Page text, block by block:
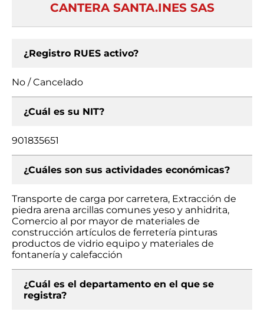
CANTERA SANTA.INES SAS
¿Registro RUES activo?
No / Cancelado
¿Cuál es su NIT?
901835651
¿Cuáles son sus actividades económicas?
Transporte de carga por carretera, Extracción de
piedra arena arcillas comunes yeso y anhidrita,
Comercio al por mayor de materiales de
construcción artículos de ferretería pinturas
productos de vidrio equipo y materiales de
fontanería y calefacción
¿Cuál es el departamento en el que se
registra?